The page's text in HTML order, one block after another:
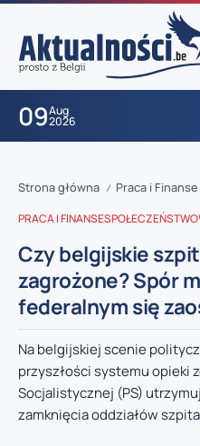
09Aug
2026
Strona główna / Praca i Finanse
PRACA I FINANSESPOŁECZEŃSTWO
Czy belgijskie
zagrożone? Spór
federalnym się
Na belgijskiej scenie
przyszłości systemu opieki
Socjalistycznej (PS)
zamknięcia oddziałów